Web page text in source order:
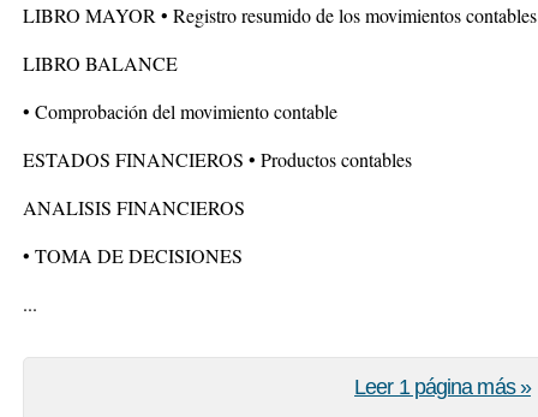
LIBRO MAYOR • Registro resumido de los movimientos contables
LIBRO BALANCE
• Comprobación del movimiento contable
ESTADOS FINANCIEROS • Productos contables
ANALISIS FINANCIEROS
• TOMA DE DECISIONES
...
Leer 1 página más »